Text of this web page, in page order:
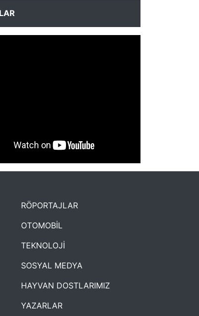
2. Yaş Kutlama Etkinliği
RÖPORTAJLAR
OTOMOBİL
TEKNOLOJİ
SOSYAL MEDYA
HAYVAN DOSTLARIMIZ
YAZARLAR